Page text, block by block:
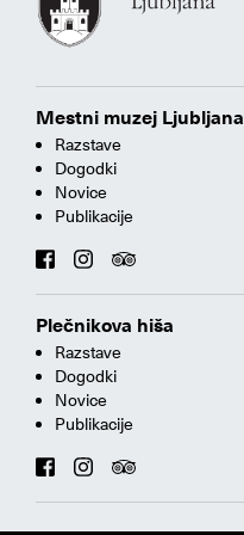
Mestni muzej Ljubljana
Razstave
Dogodki
Novice
Publikacije
Plečnikova hiša
Razstave
Dogodki
Novice
Publikacije